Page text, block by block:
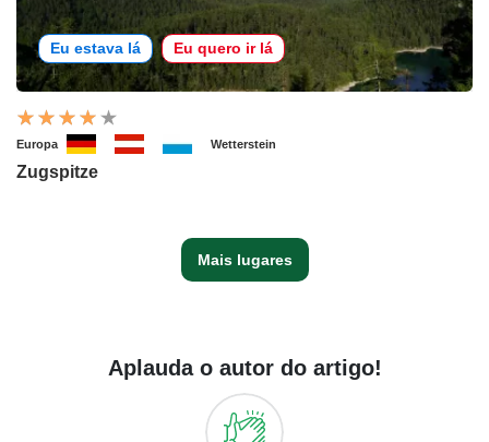
Eu estava lá Eu quero ir lá
Europa Wetterstein
Zugspitze
Mais lugares
Aplauda o autor do artigo!